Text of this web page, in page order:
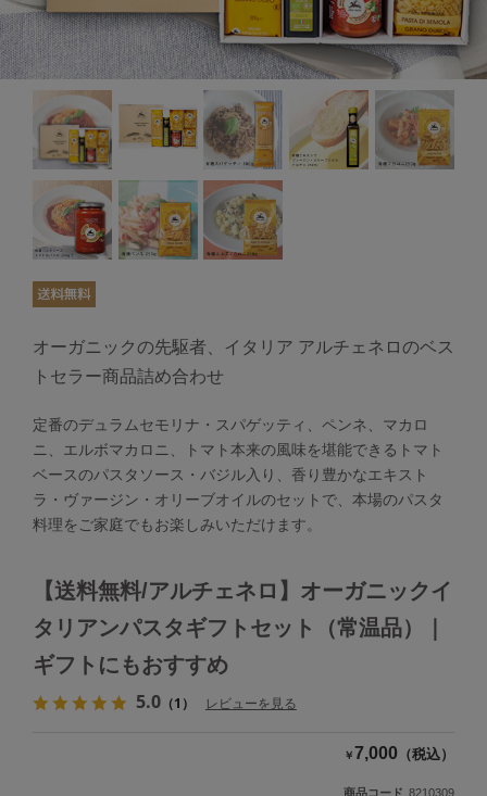
オーガニックの先駆者、イタリア アルチェネロのベス
トセラー商品詰め合わせ
定番のデュラムセモリナ・スパゲッティ、ペンネ、マカロ
ニ、エルボマカロニ、トマト本来の風味を堪能できるトマト
ベースのパスタソース・バジル入り、香り豊かなエキスト
ラ・ヴァージン・オリーブオイルのセットで、本場のパスタ
料理をご家庭でもお楽しみいただけます。
【送料無料/アルチェネロ】オーガニックイ
タリアンパスタギフトセット（常温品）｜
ギフトにもおすすめ
5.0（1） レビューを見る
￥7,000 （税込）
商品コード 8210309